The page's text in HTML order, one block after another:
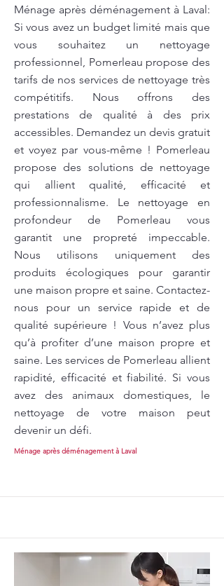
Ménage après déménagement à Laval:
Si vous avez un budget limité mais que
vous souhaitez un nettoyage
professionnel, Pomerleau propose des
tarifs de nos services de nettoyage très
compétitifs. Nous offrons des
prestations de qualité à des prix
accessibles. Demandez un devis gratuit
et voyez par vous-même ! Pomerleau
propose des solutions de nettoyage
qui allient qualité, efficacité et
professionnalisme. Le nettoyage en
profondeur de Pomerleau vous
garantit une propreté impeccable.
Nous utilisons uniquement des
produits écologiques pour garantir
une maison propre et saine. Contactez-
nous pour un service rapide et de
qualité supérieure ! Vous n’avez plus
qu’à profiter d’une maison propre et
saine. Les services de Pomerleau allient
rapidité, efficacité et fiabilité. Si vous
avez des animaux domestiques, le
nettoyage de votre maison peut
devenir un défi.
Ménage après déménagement à Laval